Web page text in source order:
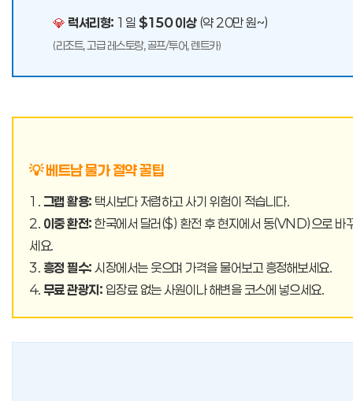
💎 럭셔리형: 1일 $150 이상(약 20만 원~)
(리조트, 고급 레스토랑, 골프/투어, 렌트카)
💡 베트남 물가 절약 꿀팁
1. 그랩 활용: 택시보다 저렴하고 사기 위험이 적습니다.
2. 이중 환전: 한국에서 달러($) 환전 후 현지에서 동(VND)으로 바
세요.
3. 흥정 필수: 시장에서는 웃으며 가격을 물어보고 흥정해보세요.
4. 무료 관광지: 입장료 없는 사원이나 해변을 코스에 넣으세요.